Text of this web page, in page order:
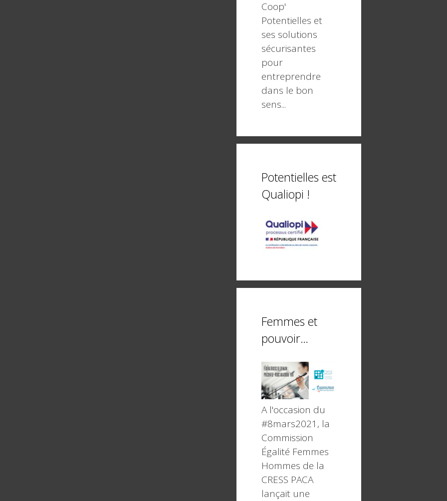
Coop'
Potentielles et
ses solutions
sécurisantes
pour
entreprendre
dans le bon
sens...
Potentielles est
Qualiopi !
Femmes et
pouvoir…
A l'occasion du
#8mars2021, la
Commission
Égalité Femmes
Hommes de la
CRESS PACA
lançait une